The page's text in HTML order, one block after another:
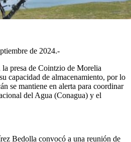
de 2024.-
presa de Cointzio de Morelia
capacidad de almacenamiento, por lo
se mantiene en alerta para coordinar
del Agua (Conagua) y el
Bedolla convocó a una reunión de